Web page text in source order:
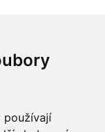
používají